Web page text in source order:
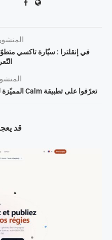
في إنقلترا : سيّارة تاكسي
تعرّفوا على تطبيقة Calm المميّزة لمساعدتكم على الإسترخاء و الهدوء
قد